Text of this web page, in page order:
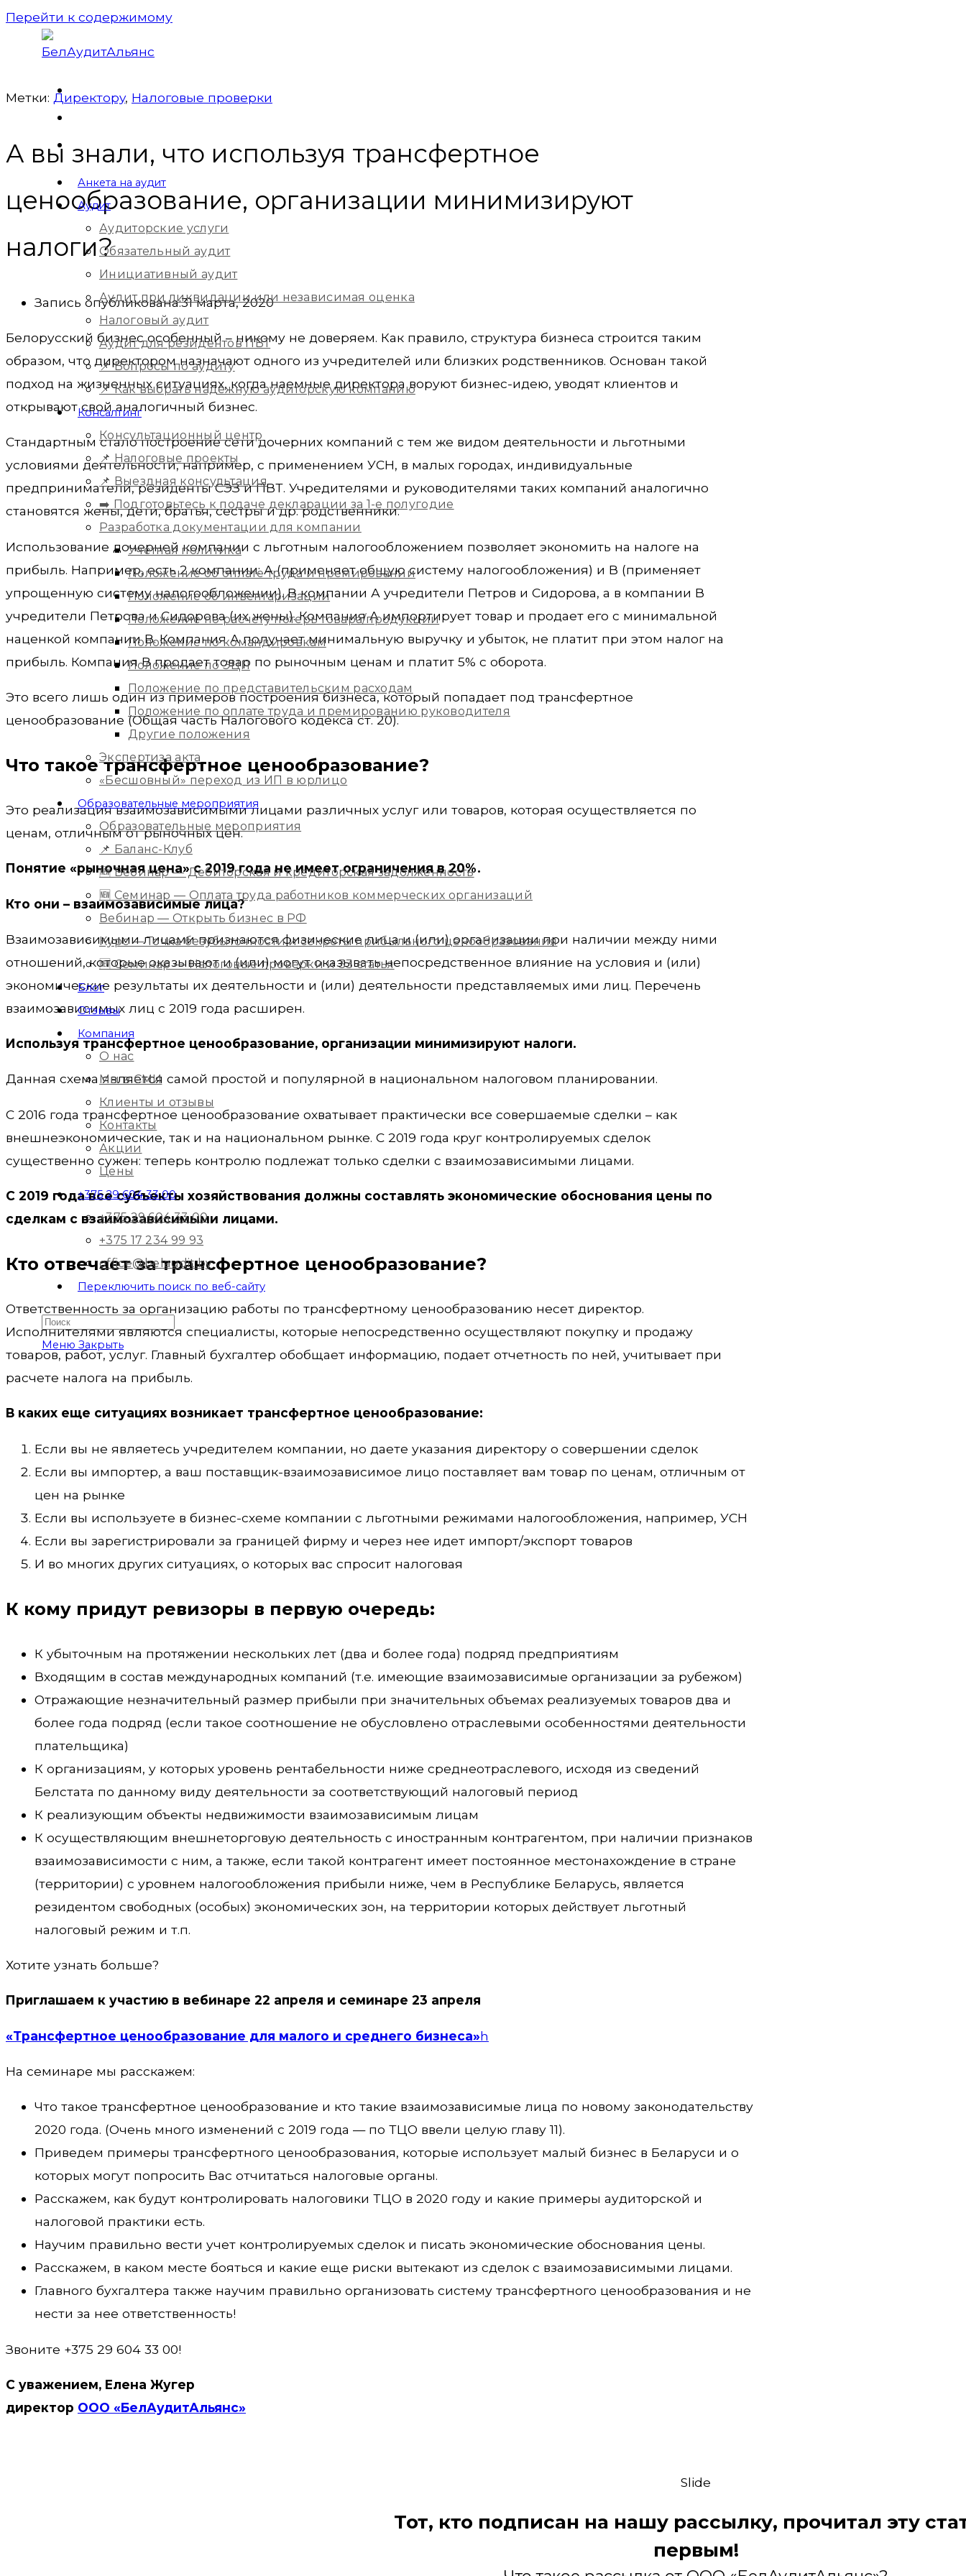
Перейти к содержимому
Анкета на аудит
Аудит
Аудиторские услуги
Обязательный аудит
Инициативный аудит
Аудит при ликвидации или независимая оценка
Налоговый аудит
Аудит для резидентов ПВТ
📌 Вопросы по аудиту
📌 Как выбрать надежную аудиторскую компанию
Консалтинг
Консультационный центр
📌 Налоговые проекты
📌 Выездная консультация
➡️ Подготовьтесь к подаче декларации за 1-е полугодие
Разработка документации для компании
Учетная политика
Положение об оплате труда и премировании
Положение об инвентаризации
Положение по расчету потерь товара/продукции
Положение по командировкам
Положение по ЭЦП
Положение по представительским расходам
Положение по оплате труда и премированию руководителя
Другие положения
Экспертиза акта
«Бесшовный» переход из ИП в юрлицо
Образовательные мероприятия
Образовательные мероприятия
📌 Баланс-Клуб
🆕 Вебинар — Дебиторская и кредиторская задолженность
🆕 Семинар — Оплата труда работников коммерческих организаций
Вебинар — Открыть бизнес в РФ
Курс — Точка безубыточности и секреты прибыльного ценообразования
🆕 Семинар — Налоговые проверки и 33 статья
Блог
Отзывы
Компания
О нас
Мы в СМИ
Клиенты и отзывы
Контакты
Акции
Цены
+375 29 604 33 00
+375 29 604 33 00
+375 17 234 99 93
office@belaudit.by
Переключить поиск по веб-сайту
Меню Закрыть
Метки: Директорy, Налоговые проверки
А вы знали, что используя трансфертное
ценообразование, организации минимизируют
налоги?
Запись опубликована:31 марта, 2020
Белорусский бизнес особенный – никому не доверяем. Как правило, структура бизнеса строится таким
образом, что директором назначают одного из учредителей или близких родственников. Основан такой
подход на жизненных ситуациях, когда наемные директора воруют бизнес-идею, уводят клиентов и
открывают свой аналогичный бизнес.
Стандартным стало построение сети дочерних компаний с тем же видом деятельности и льготными
условиями деятельности, например, с применением УСН, в малых городах, индивидуальные
предприниматели, резиденты СЭЗ и ПВТ. Учредителями и руководителями таких компаний аналогично
становятся жены, дети, братья, сестры и др. родственники.
Использование дочерней компании с льготным налогообложением позволяет экономить на налоге на
прибыль. Например, есть 2 компании: А (применяет общую систему налогообложения) и В (применяет
упрощенную систему налогообложении). В компании А учредители Петров и Сидорова, а в компании В
учредители Петрова и Сидорова (их жены). Компания А импортирует товар и продает его с минимальной
наценкой компании В. Компания А получает минимальную выручку и убыток, не платит при этом налог на
прибыль. Компания В продает товар по рыночным ценам и платит 5% с оборота.
Это всего лишь один из примеров построения бизнеса, который попадает под трансфертное
ценообразование (Общая часть Налогового кодекса ст. 20).
Что такое трансфертное ценообразование?
Это реализация взаимозависимыми лицами различных услуг или товаров, которая осуществляется по
ценам, отличным от рыночных цен.
Понятие «рыночная цена» с 2019 года не имеет ограничения в 20%.
Кто они – взаимозависимые лица?
Взаимозависимыми лицами признаются физические лица и (или) организации при наличии между ними
отношений, которые оказывают и (или) могут оказывать непосредственное влияние на условия и (или)
экономические результаты их деятельности и (или) деятельности представляемых ими лиц. Перечень
взаимозависимых лиц с 2019 года расширен.
Используя трансфертное ценообразование, организации минимизируют налоги.
Данная схема является самой простой и популярной в национальном налоговом планировании.
С 2016 года трансфертное ценообразование охватывает практически все совершаемые сделки – как
внешнеэкономические, так и на национальном рынке. С 2019 года круг контролируемых сделок
существенно сужен: теперь контролю подлежат только сделки с взаимозависимыми лицами.
С 2019 года все субъекты хозяйствования должны составлять экономические обоснования цены по
сделкам с взаимозависимыми лицами.
Кто отвечает за трансфертное ценообразование?
Ответственность за организацию работы по трансфертному ценообразованию несет директор.
Исполнителями являются специалисты, которые непосредственно осуществляют покупку и продажу
товаров, работ, услуг. Главный бухгалтер обобщает информацию, подает отчетность по ней, учитывает при
расчете налога на прибыль.
В каких еще ситуациях возникает трансфертное ценообразование:
Если вы не являетесь учредителем компании, но даете указания директору о совершении сделок
Если вы импортер, а ваш поставщик-взаимозависимое лицо поставляет вам товар по ценам, отличным от
цен на рынке
Если вы используете в бизнес-схеме компании с льготными режимами налогообложения, например, УСН
Если вы зарегистрировали за границей фирму и через нее идет импорт/экспорт товаров
И во многих других ситуациях, о которых вас спросит налоговая
К кому придут ревизоры в первую очередь:
К убыточным на протяжении нескольких лет (два и более года) подряд предприятиям
Входящим в состав международных компаний (т.е. имеющие взаимозависимые организации за рубежом)
Отражающие незначительный размер прибыли при значительных объемах реализуемых товаров два и
более года подряд (если такое соотношение не обусловлено отраслевыми особенностями деятельности
плательщика)
К организациям, у которых уровень рентабельности ниже среднеотраслевого, исходя из сведений
Белстата по данному виду деятельности за соответствующий налоговый период
К реализующим объекты недвижимости взаимозависимым лицам
К осуществляющим внешнеторговую деятельность с иностранным контрагентом, при наличии признаков
взаимозависимости с ним, а также, если такой контрагент имеет постоянное местонахождение в стране
(территории) с уровнем налогообложения прибыли ниже, чем в Республике Беларусь, является
резидентом свободных (особых) экономических зон, на территории которых действует льготный
налоговый режим и т.п.
Хотите узнать больше?
Приглашаем к участию в вебинаре 22 апреля и семинаре 23 апреля
«Трансфертное ценообразование для малого и среднего бизнеса»h
На семинаре мы расскажем:
Что такое трансфертное ценообразование и кто такие взаимозависимые лица по новому законодательству
2020 года. (Очень много изменений с 2019 года — по ТЦО ввели целую главу 11).
Приведем примеры трансфертного ценообразования, которые использует малый бизнес в Беларуси и о
которых могут попросить Вас отчитаться налоговые органы.
Расскажем, как будут контролировать налоговики ТЦО в 2020 году и какие примеры аудиторской и
налоговой практики есть.
Научим правильно вести учет контролируемых сделок и писать экономические обоснования цены.
Расскажем, в каком месте бояться и какие еще риски вытекают из сделок с взаимозависимыми лицами.
Главного бухгалтера также научим правильно организовать систему трансфертного ценообразования и не
нести за нее ответственность!
Звоните +375 29 604 33 00!
С уважением, Елена Жугер
директор ООО «БелАудитАльянс»
Slide
Тот, кто подписан на нашу рассылку, прочитал эту
первым!